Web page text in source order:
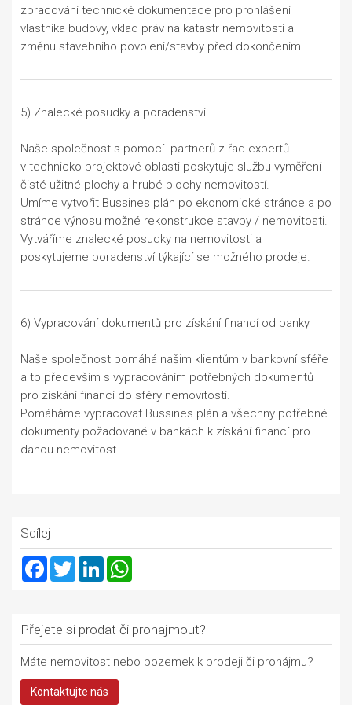
zpracování technické dokumentace pro prohlášení
vlastníka budovy, vklad práv na katastr nemovitostí a
změnu stavebního povolení/stavby před dokončením.
5) Znalecké posudky a poradenství
Naše společnost s pomocí partnerů z řad expertů
v technicko-projektové oblasti poskytuje službu vyměření
čisté užitné plochy a hrubé plochy nemovitostí.
Umíme vytvořit Bussines plán po ekonomické stránce a po
stránce výnosu možné rekonstrukce stavby / nemovitosti.
Vytváříme znalecké posudky na nemovitosti a
poskytujeme poradenství týkající se možného prodeje.
6) Vypracování dokumentů pro získání financí od banky
Naše společnost pomáhá našim klientům v bankovní sféře
a to především s vypracováním potřebných dokumentů
pro získání financí do sféry nemovitostí.
Pomáháme vypracovat Bussines plán a všechny potřebné
dokumenty požadované v bankách k získání financí pro
danou nemovitost.
Sdílej
Facebook
TwitterLinkedIn
Přejete si prodat či pronajmout?
Máte nemovitost nebo pozemek k prodeji či pronájmu?
Kontaktujte nás